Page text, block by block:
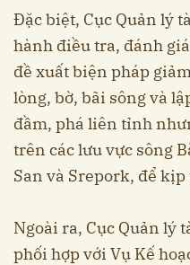
Đặc biệt, Cục Quản lý
hành điều tra, đánh
đề xuất biện pháp
lòng, bờ, bãi sông và
đầm, phá liên tỉnh
trên các lưu vực sông
San và Srepork, để
Ngoài ra, Cục Quản lý
phối hợp với Vụ Kế